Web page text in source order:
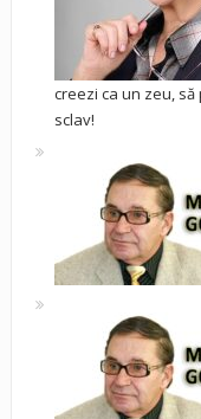
creezi ca un zeu,
sclav!